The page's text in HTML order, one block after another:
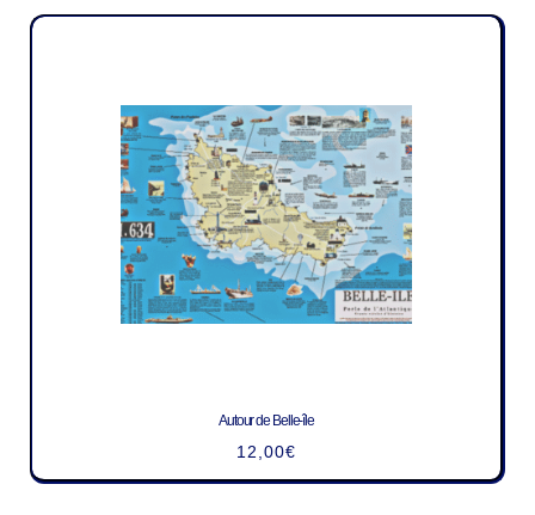
Autour de Belle-île
12,00€